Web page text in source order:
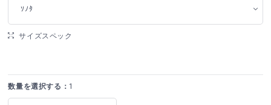
ｿﾉﾀ
サイズスペック
数量を選択する： 1